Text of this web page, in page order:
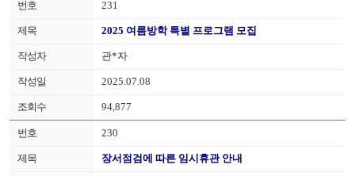
231
2025 여름방학 특별 프로그램 모집
관*자
2025.07.08
94,877
230
장서점검에 따른 임시휴관 안내